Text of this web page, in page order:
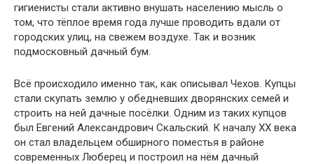
гигиенисты стали активно внушать населению мысль о
том, что тёплое время года лучше проводить вдали от
городских улиц, на свежем воздухе. Так и возник
подмосковный дачный бум.
Всё происходило именно так, как описывал Чехов. Купцы
стали скупать землю у обедневших дворянских семей и
строить на ней дачные посёлки. Одним из таких купцов
был Евгений Александрович Скальский. К началу XX века
он стал владельцем обширного поместья в районе
современных Люберец и построил на нём дачный